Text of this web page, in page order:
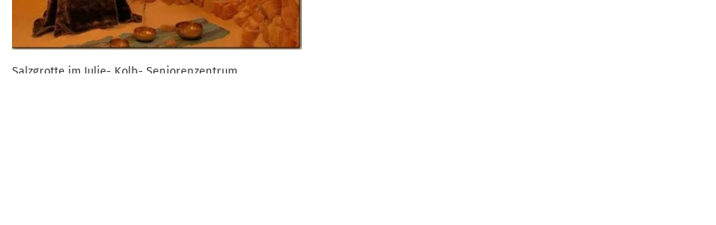
Salzgrotte im Julie- Kolb- Seniorenzentrum